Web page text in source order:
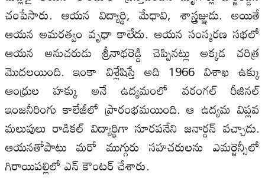
చంపేసారు. ఆయన విద్యార్థి, మేధావి, శాస్త్రజ్ఞుడు. అయితే
ఆయన అమరత్వం వృధా కాలేదు. ఆయన సంస్మరణ సభలో
ఆయన అనుచరుడు శ్రీనాథరెడ్డి చెప్పినట్లు అక్కడ చరిత్ర
మొదలయింది. ఇంకా విశ్లేషిస్తే అది 1966 విశాఖ ఉక్కు
ఆంధ్రుల హక్కు అనే ఉద్యమంలో వరంగల్ రీజినల్
ఇంజనీరింగు కాలేజీలో ప్రారంభమయింది. ఆ ఉద్యమ విప్లవ
మలుపులు రాడికల్ విద్యార్థిగా సూరపనేని జనార్దన్ వచ్చాడు.
ఆయనతోపాటు మరో ముగ్గురు సహచరులను ఎమర్జెన్సీలో
గిరాయిపల్లిలో ఎన్ కౌంటర్ చేశారు.